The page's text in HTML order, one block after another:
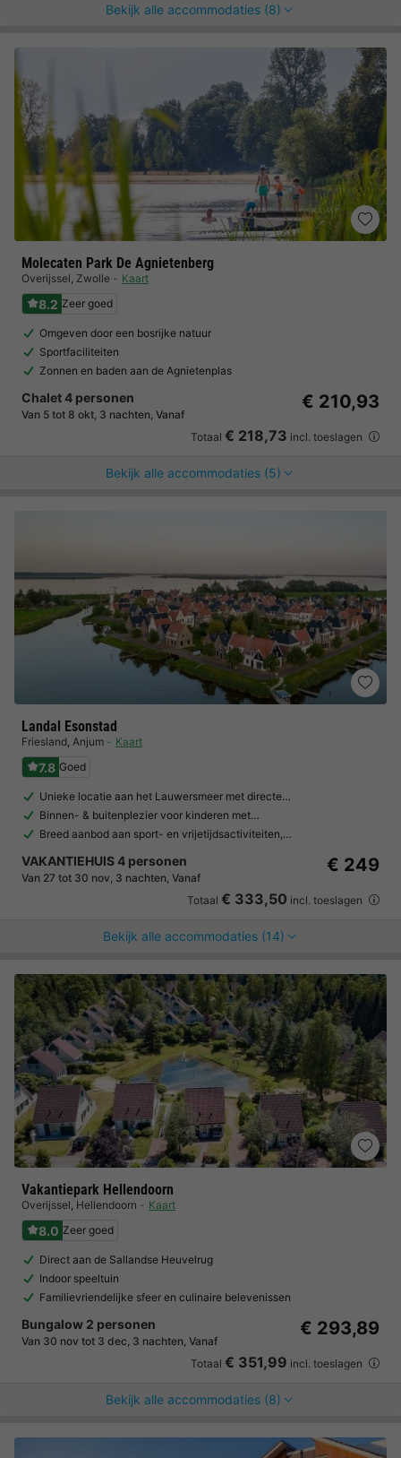
Bekijk alle accommodaties (8)
Molecaten Park De Agnietenberg
Overijssel, Zwolle Kaart
8.2 Zeer goed
Omgeven door een bosrijke natuur
Sportfaciliteiten
Zonnen en baden aan de Agnietenplas
Chalet 4 personen
Van 5 tot 8 okt, 3 nachten, Vanaf
€ 210,93
Totaal € 218,73 incl. toeslagen
Bekijk alle accommodaties (5)
Landal Esonstad
Friesland, Anjum Kaart
7.8 Goed
Unieke locatie aan het Lauwersmeer met directe…
Binnen- & buitenplezier voor kinderen met…
Breed aanbod aan sport- en vrijetijdsactiviteiten,…
VAKANTIEHUIS 4 personen
Van 27 tot 30 nov, 3 nachten, Vanaf
€ 249
Totaal € 333,50 incl. toeslagen
Bekijk alle accommodaties (14)
Vakantiepark Hellendoorn
Overijssel, Hellendoorn Kaart
8.0 Zeer goed
Direct aan de Sallandse Heuvelrug
Indoor speeltuin
Familievriendelijke sfeer en culinaire belevenissen
Bungalow 2 personen
Van 30 nov tot 3 dec, 3 nachten, Vanaf
€ 293,89
Totaal € 351,99 incl. toeslagen
Bekijk alle accommodaties (8)